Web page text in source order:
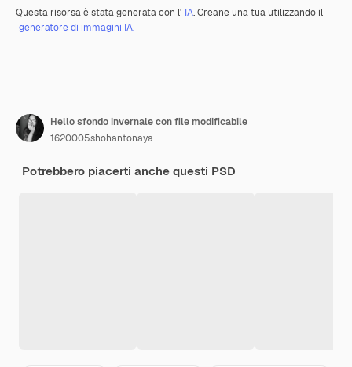
Questa risorsa è stata generata con l' IA. Creane una tua utilizzando il
generatore di immagini IA.
Hello sfondo invernale con file modificabile
1620005shohantonaya
Potrebbero piacerti anche questi PSD